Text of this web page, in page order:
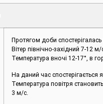
Протягом доби
Вітер північно-західний 7-12
Температура вночі 12-17°, в
На даний час спостерігається
Температура повітря
3 м/с.